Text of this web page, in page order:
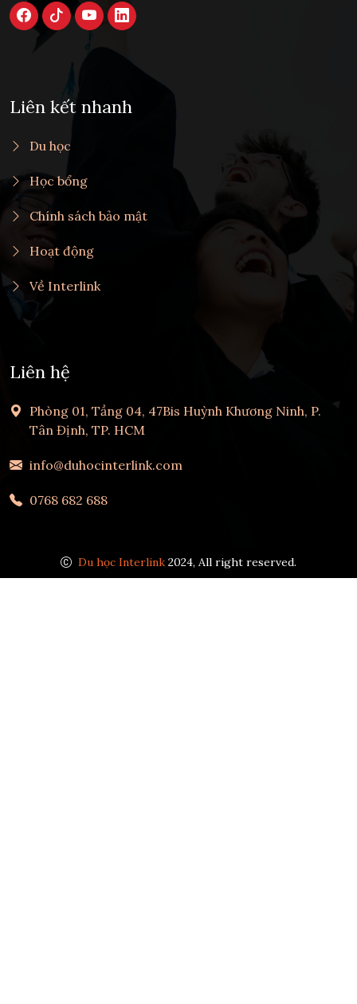
Liên kết nhanh
Du học
Học bổng
Chính sách bảo mật
Hoạt động
Về Interlink
Liên hệ
Phòng 01, Tầng 04, 47Bis Huỳnh Khương Ninh, P.
Tân Định, TP. HCM
info@duhocinterlink.com
0768 682 688
Du học Interlink 2024, All right reserved.